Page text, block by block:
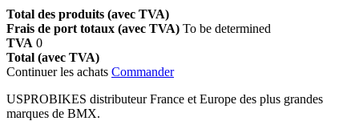
Total des produits (avec TVA)
Frais de port totaux (avec TVA) To be determined
TVA 0
Total (avec TVA)
Continuer les achats Commander
USPROBIKES distributeur France et Europe des plus grandes
marques de BMX.